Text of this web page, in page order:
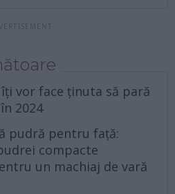
vor face ținuta să pară
2024
pudră pentru față:
compacte
un machiaj de vară